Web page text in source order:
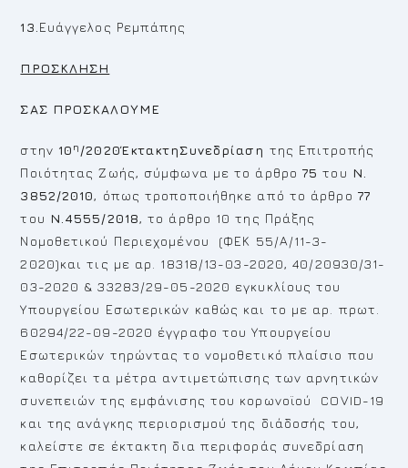
13. Ευάγγελος Ρεμπάπης
ΠΡΟΣΚΛΗΣΗ
ΣΑΣ ΠΡΟΣΚΑΛΟΥΜΕ
στην 10 η /2020ΈκτακτηΣυνεδρίαση της Επιτροπής
Ποιότητας Ζωής, σύμφωνα με το άρθρο75του Ν.
3852/2010, όπως τροποποιήθηκε από το άρθρο 77
του Ν.4555/2018, το άρθρο 10 της Πράξης
Νομοθετικού Περιεχομένου (ΦΕΚ 55/Α/11-3-
2020)και τις με αρ. 18318/13-03-2020, 40/20930/31-
03-2020 & 33283/29-05-2020 εγκυκλίους του
Υπουργείου Εσωτερικών καθώς και το με αρ. πρωτ.
60294/22-09-2020 έγγραφο του Υπουργείου
Εσωτερικών τηρώντας το νομοθετικό πλαίσιο που
καθορίζει τα μέτρα αντιμετώπισης των αρνητικών
συνεπειών της εμφάνισης του κορωνοϊού COVID-19
και της ανάγκης περιορισμού της διάδοσής του,
καλείστε σε έκτακτη δια περιφοράς συνεδρίαση